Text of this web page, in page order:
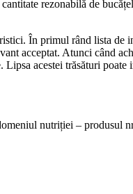
rezonabilă de
În primul rând lista de
acceptat. Atunci când
acestei trăsături
nutriției – produsul